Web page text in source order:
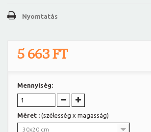
Nyomtatás
5 663 FT
Mennyiség:
Méret : (szélesség x magasság)
30x20 cm